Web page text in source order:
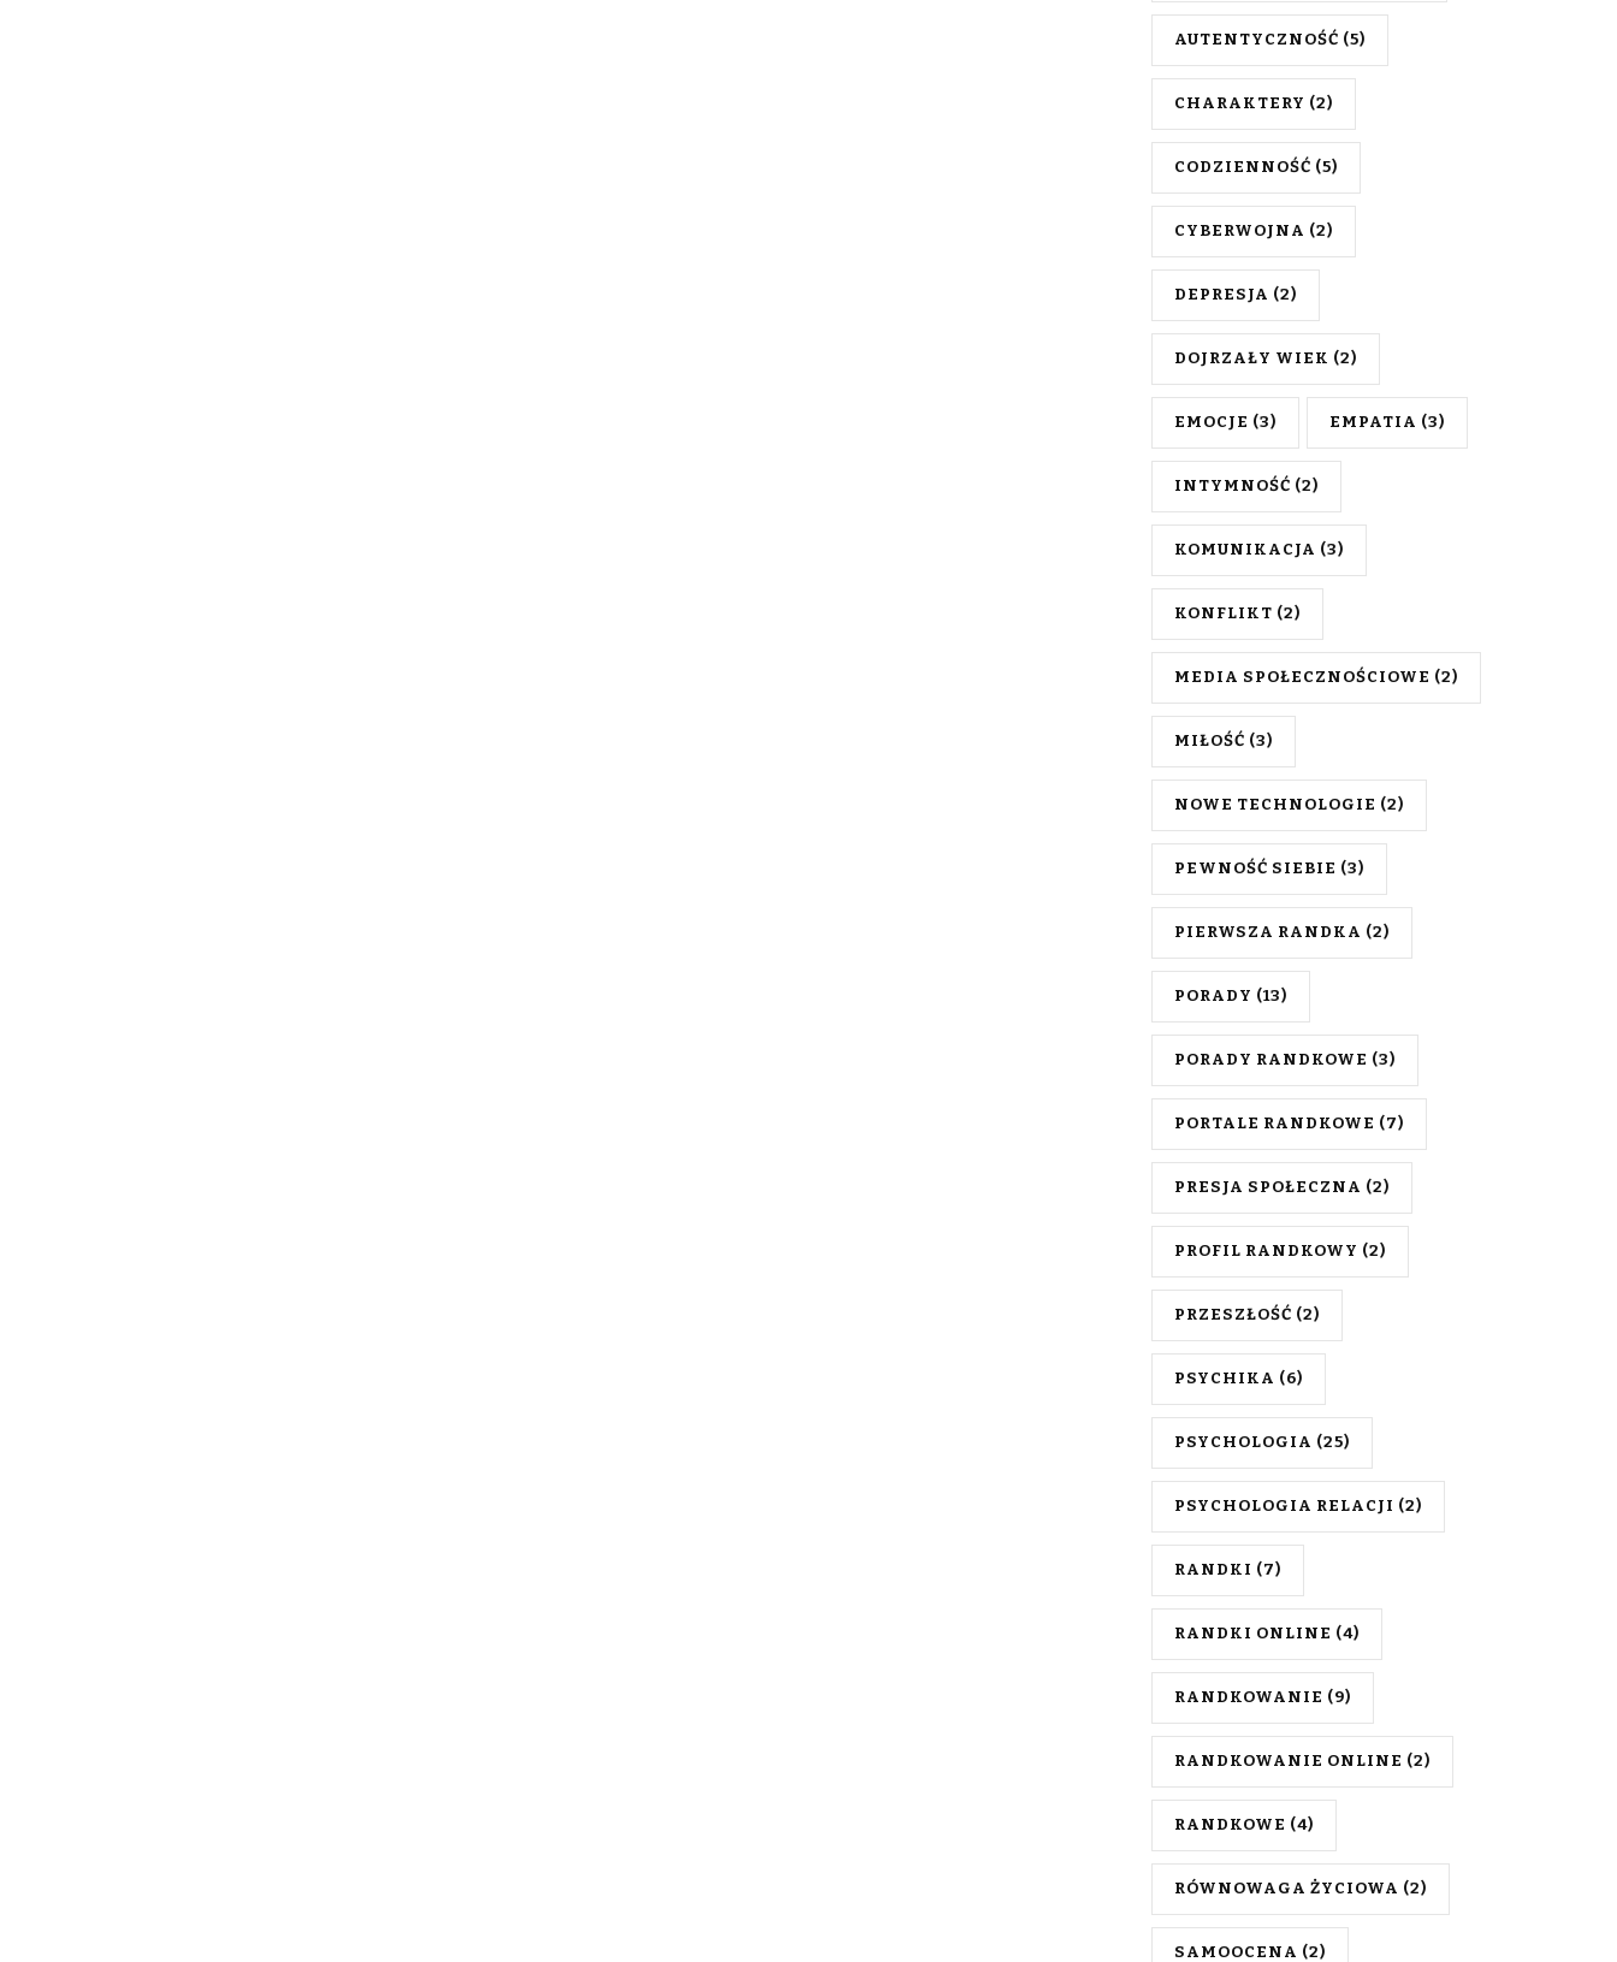
AUTENTYCZNOŚĆ (5)
CHARAKTERY (2)
CODZIENNOŚĆ (5)
CYBERWOJNA (2)
DEPRESJA (2)
DOJRZAŁY WIEK (2)
EMOCJE (3) EMPATIA (3)
INTYMNOŚĆ (2)
KOMUNIKACJA (3)
KONFLIKT (2)
MEDIA SPOŁECZNOŚCIOWE (2)
MIŁOŚĆ (3)
NOWE TECHNOLOGIE (2)
PEWNOŚĆ SIEBIE (3)
PIERWSZA RANDKA (2)
PORADY (13)
PORADY RANDKOWE (3)
PORTALE RANDKOWE (7)
PRESJA SPOŁECZNA (2)
PROFIL RANDKOWY (2)
PRZESZŁOŚĆ (2)
PSYCHIKA (6)
PSYCHOLOGIA (25)
PSYCHOLOGIA RELACJI (2)
RANDKI (7)
RANDKI ONLINE (4)
RANDKOWANIE (9)
RANDKOWANIE ONLINE (2)
RANDKOWE (4)
RÓWNOWAGA ŻYCIOWA (2)
SAMOOCENA (2)